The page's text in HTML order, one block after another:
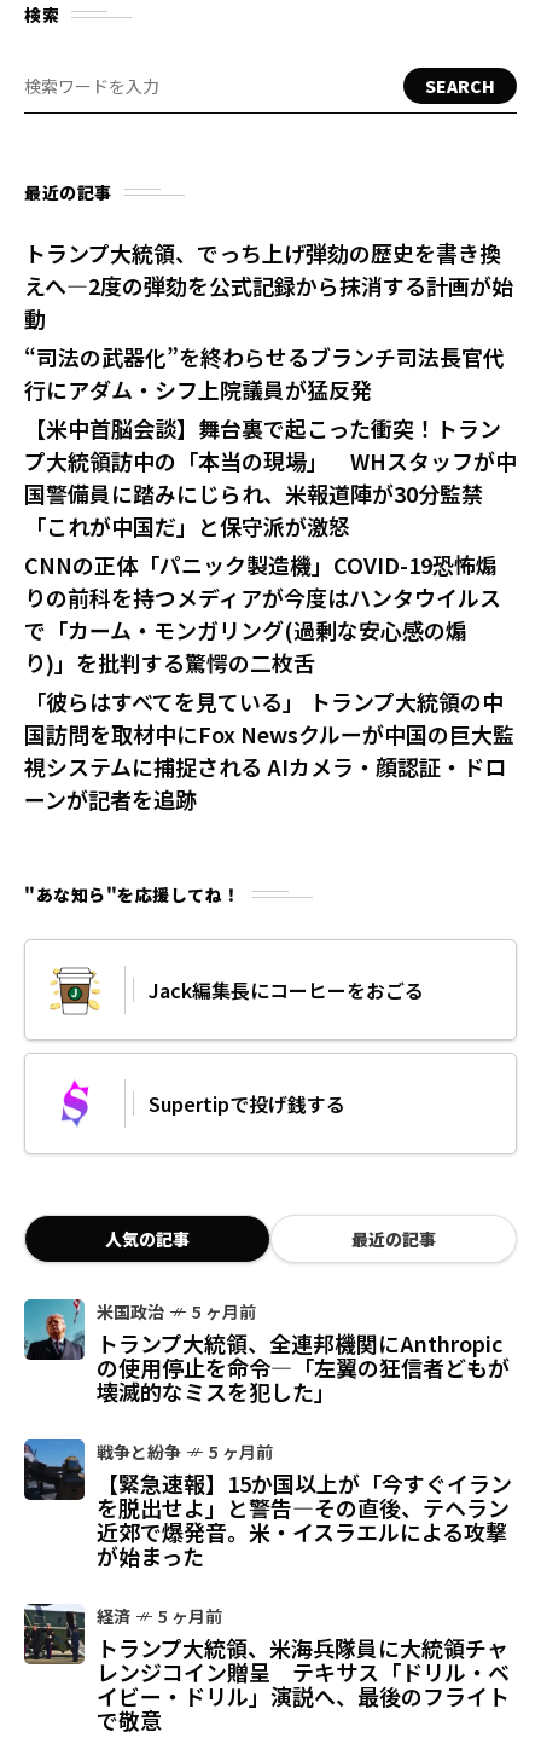
検索
SEARCH
最近の記事
トランプ大統領、でっち上げ弾劾の歴史を書き換
えへ—2度の弾劾を公式記録から抹消する計画が始
動
“司法の武器化”を終わらせるブランチ司法長官代
行にアダム・シフ上院議員が猛反発
【米中首脳会談】舞台裏で起こった衝突！トラン
プ大統領訪中の「本当の現場」 WHスタッフが中
国警備員に踏みにじられ、米報道陣が30分監禁
「これが中国だ」と保守派が激怒
CNNの正体「パニック製造機」COVID-19恐怖煽
りの前科を持つメディアが今度はハンタウイルス
で「カーム・モンガリング(過剰な安心感の煽
り)」を批判する驚愕の二枚舌
「彼らはすべてを見ている」 トランプ大統領の中
国訪問を取材中にFox Newsクルーが中国の巨大監
視システムに捕捉される AIカメラ・顔認証・ドロ
ーンが記者を追跡
"あな知ら"を応援してね！
Jack編集長にコーヒーをおごる
Supertipで投げ銭する
人気の記事 最近の記事
米国政治 5 ヶ月前
トランプ大統領、全連邦機関にAnthropic
の使用停止を命令—「左翼の狂信者どもが
壊滅的なミスを犯した」
戦争と紛争 5 ヶ月前
【緊急速報】15か国以上が「今すぐイラン
を脱出せよ」と警告—その直後、テヘラン
近郊で爆発音。米・イスラエルによる攻撃
が始まった
経済 5 ヶ月前
トランプ大統領、米海兵隊員に大統領チャ
レンジコイン贈呈 テキサス「ドリル・ベ
イビー・ドリル」演説へ、最後のフライト
で敬意